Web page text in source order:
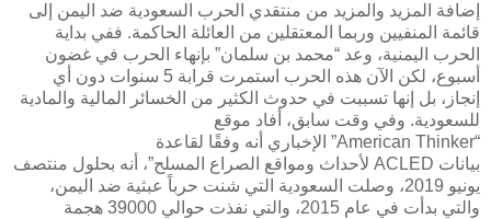
إضافة المزيد والمزيد من منتقدي الحرب السعودية ضد اليمن إلى
قائمة المنفيين وربما المعتقلين من العائلة الحاكمة. ففي بداية
الحرب اليمنية، وعد “محمد بن سلمان” بإنهاء الحرب في غضون
أسبوع، لكن الآن هذه الحرب استمرت قرابة 5 سنوات دون أي
إنجاز، بل إنها تسببت في حدوث الكثير من الخسائر المالية والمادية
للسعودية. وفي وقت سابق، أفاد موقع
“
American Thinker” الإخباري أنه وفقًا لقاعدة
بيانات ACLED لأحداث ومواقع الصراع المسلح”، أنه بحلول منتصف
يونيو 2019، وصلت السعودية التي شنت حرباً عبثية ضد اليمن،
والتي بدأت في عام 2015، والتي نفذت حوالي 39000 هجمة